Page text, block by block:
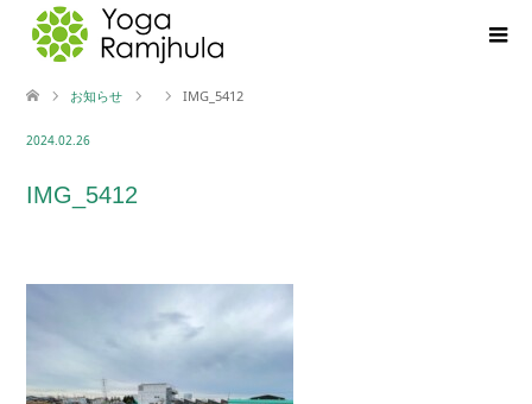
お知らせ IMG_5412
2024.02.26
IMG_5412